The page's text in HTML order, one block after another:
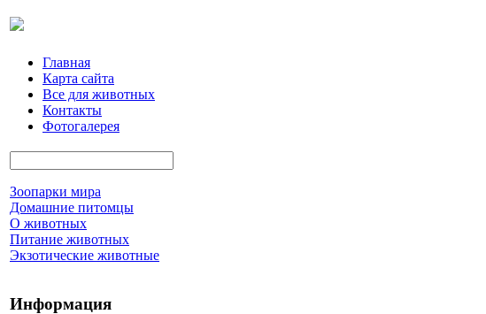
Главная
Карта сайта
Все для животных
Контакты
Фотогалерея
Зоопарки мира
Домашние питомцы
О животных
Питание животных
Экзотические животные
Информация